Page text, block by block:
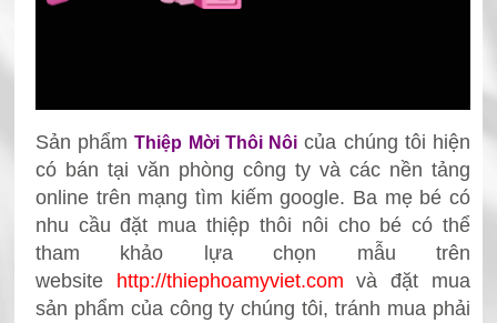
Sản phẩmThiệp Mời Thôi Nôi của chúng tôi hiện
có bán tại văn phòng công ty và các nền tảng
online trên mạng tìm kiếm google. Ba mẹ bé có
nhu cầu đặt mua thiệp thôi nôi cho bé có thể
tham khảo lựa chọn mẫu trên
website http://thiephoamyviet.com và đặt mua
sản phẩm của công ty chúng tôi, tránh mua phải